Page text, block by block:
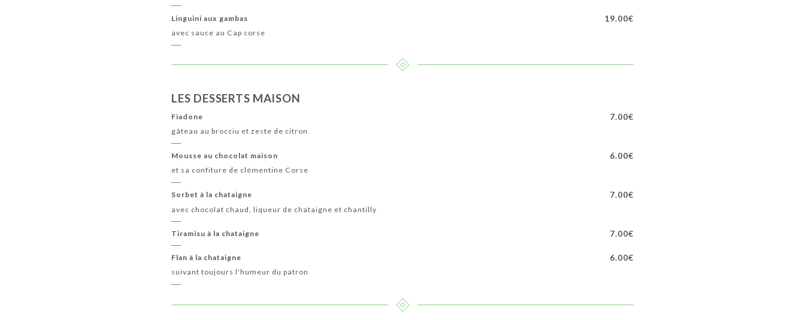
Linguini aux gambas 19.00€
avec sauce au Cap corse
LES DESSERTS MAISON
Fiadone 7.00€
gâteau au brocciu et zeste de citron
Mousse au chocolat maison 6.00€
et sa confiture de clémentine Corse
Sorbet à la chataigne 7.00€
avec chocolat chaud, liqueur de chataigne et chantilly
Tiramisu à la chataigne 7.00€
Flan à la chataigne 6.00€
suivant toujours l'humeur du patron